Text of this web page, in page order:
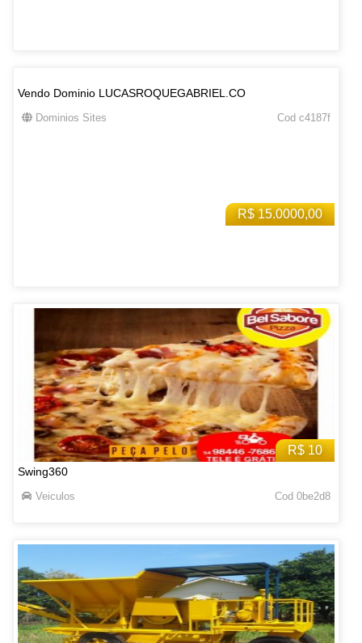
R$ 15.0000,00
Vendo Dominio LUCASROQUEGABRIEL.CO
Dominios Sites Cod c4187f
R$ 10
Swing360
Veiculos Cod 0be2d8